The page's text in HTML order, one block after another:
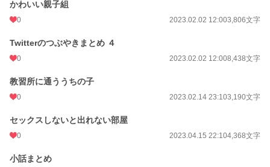
かわいい親子組
0 2023.02.02 12:003,806文字
Twitterのつぶやきまとめ ４
0 2023.02.02 12:008,438文字
教習所に通ううちの子
0 2023.02.14 23:103,190文字
セックスしないと出れない部屋
0 2023.04.15 22:104,368文字
小話まとめ